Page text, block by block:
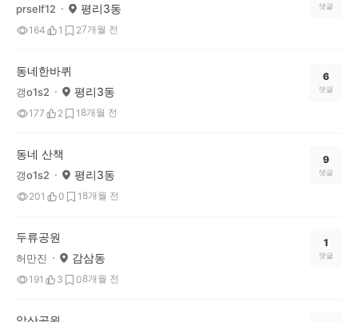
prself12 평리3동
164 1 27개월 전
댓글
동네한바퀴
갱o1s2 평리3동
177 2 1 8개월 전
6
댓글
동네 산책
갱o1s2 평리3동
201 0 1 8개월 전
9
댓글
두류공원
허만진 감삼동
191 3 08개월 전
1
댓글